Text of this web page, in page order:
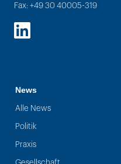
Fax: +49 30 40005-319
LinkedIn
News
Alle News
Politik
Praxis